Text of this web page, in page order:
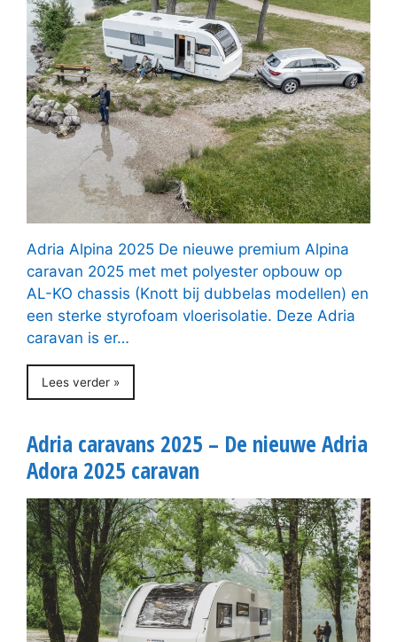
Adria Alpina 2025 De nieuwe premium Alpina
caravan 2025 met met polyester opbouw op
AL-KO chassis (Knott bij dubbelas modellen) en
een sterke styrofoam vloerisolatie. Deze Adria
caravan is er…
Lees verder »
Adria caravans 2025 – De nieuwe Adria
Adora 2025 caravan